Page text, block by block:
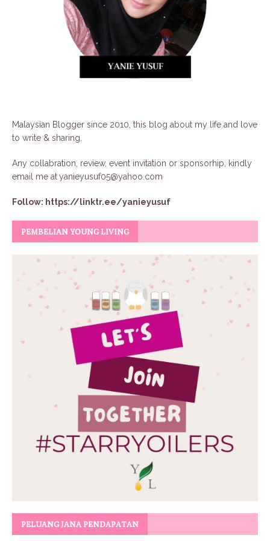
Malaysian Blogger since 2010, this blog about my life and love
to write & sharing.
Any collabration, review, event invitation or sponsorhip, kindly
email me atyanieyusuf05@yahoo.com
Follow: https://linktr.ee/yanieyusuf
PEMBELIAN YOUNG LIVING
PELUANG JANA PENDAPATAN